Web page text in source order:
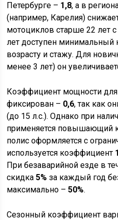
Петербурге – 1,8, а в
(например, Карелия)
мотоциклов старше 22 лет
лет доступен минимальный
возрасту и стажу. Для
менее 3 лет) он
Коэффициент мощности
фиксирован – 0,6, так как
(до 15 л.с.). Однако при
применяется повышающий
полис оформляется с
используется коэффициент
При безаварийной езде в
скидка5% за каждый год
максимально –50%.
Сезонный коэффициент